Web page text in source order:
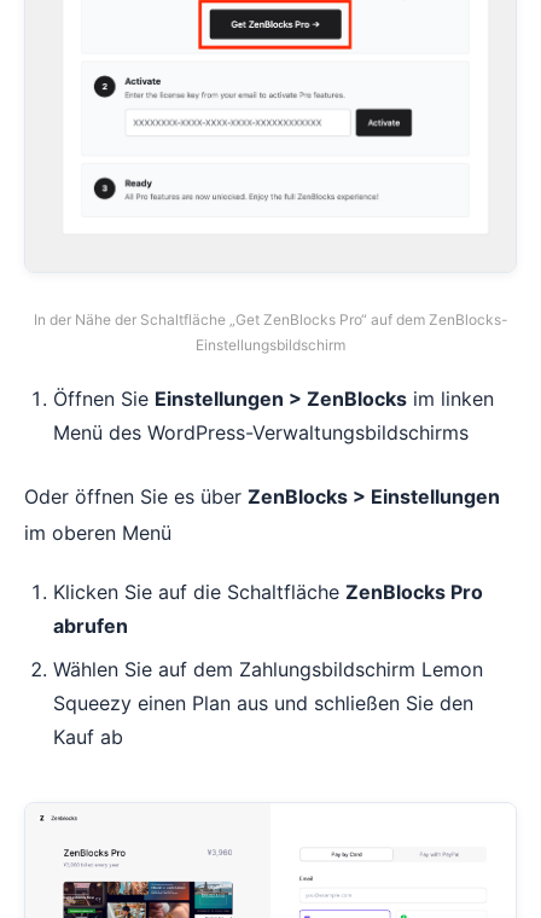
In der Nähe der Schaltfläche „Get ZenBlocks Pro“ auf dem ZenBlocks-
Einstellungsbildschirm
Öffnen Sie Einstellungen > ZenBlocks im linken
Menü des WordPress-Verwaltungsbildschirms
Oder öffnen Sie es über ZenBlocks > Einstellungen
im oberen Menü
Klicken Sie auf die Schaltfläche ZenBlocks Pro
abrufen
Wählen Sie auf dem Zahlungsbildschirm Lemon
Squeezy einen Plan aus und schließen Sie den
Kauf ab